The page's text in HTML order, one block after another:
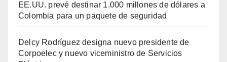
EE.UU. prevé destinar 1.000 millones de dólares a
Colombia para un paquete de seguridad
Delcy Rodríguez designa nuevo presidente de
Corpoelec y nuevo viceministro de Servicios